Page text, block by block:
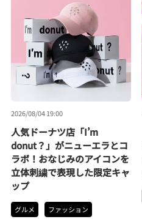
2026/08/04 19:00
人気ドーナツ店「I’m
donut？」がニューエラとコ
ラボ！おなじみのアイコンを
立体刺繍で表現した限定キャ
ップ
グルメ ファッション